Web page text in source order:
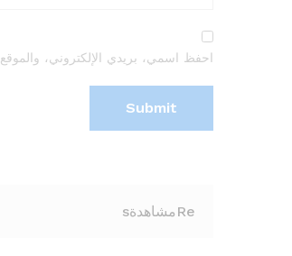
احفظ اسمي، بريدي الإلكتروني،
Reمشاهدةs